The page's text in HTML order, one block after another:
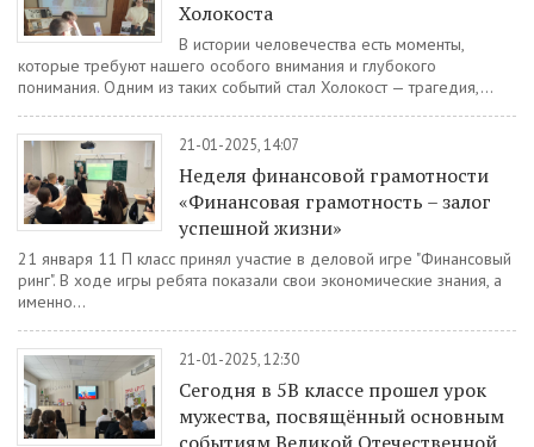
Холокоста
В истории человечества есть моменты,
которые требуют нашего особого внимания и глубокого
понимания. Одним из таких событий стал Холокост — трагедия,...
21-01-2025, 14:07
Неделя финансовой грамотности
«Финансовая грамотность – залог
успешной жизни»
21 января 11 П класс принял участие в деловой игре "Финансовый
ринг". В ходе игры ребята показали свои экономические знания, а
именно...
21-01-2025, 12:30
Сегодня в 5В классе прошел урок
мужества, посвящённый основным